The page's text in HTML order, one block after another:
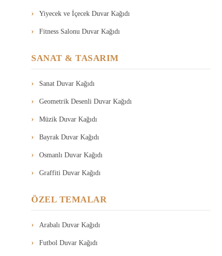
Yiyecek ve İçecek Duvar Kağıdı
Fitness Salonu Duvar Kağıdı
SANAT & TASARIM
Sanat Duvar Kağıdı
Geometrik Desenli Duvar Kağıdı
Müzik Duvar Kağıdı
Bayrak Duvar Kağıdı
Osmanlı Duvar Kağıdı
Graffiti Duvar Kağıdı
ÖZEL TEMALAR
Arabalı Duvar Kağıdı
Futbol Duvar Kağıdı